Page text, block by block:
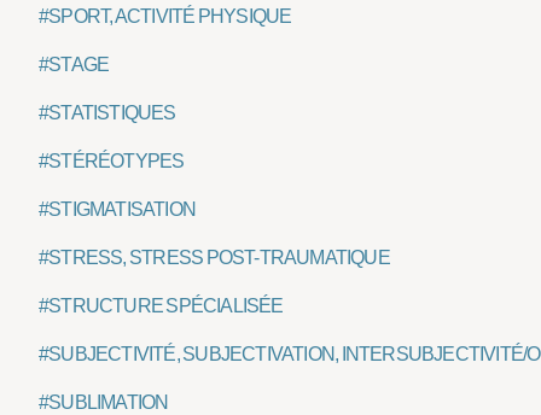
#SPORT, ACTIVITÉ PHYSIQUE
#STAGE
#STATISTIQUES
#STÉRÉOTYPES
#STIGMATISATION
#STRESS, STRESS POST-TRAUMATIQUE
#STRUCTURE SPÉCIALISÉE
#SUBJECTIVITÉ, SUBJECTIVATION, INTERSUBJECTIVITÉ/
#SUBLIMATION